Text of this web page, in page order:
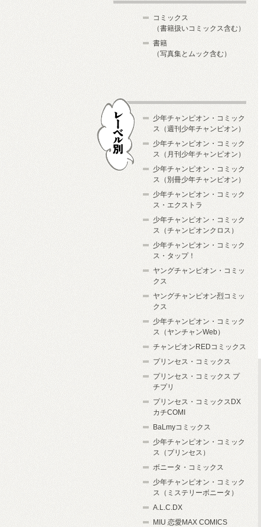
コミックス
（書籍扱いコミックス含む）
書籍
（写真集とムック含む）
少年チャンピオン・コミック
ス（週刊少年チャンピオン）
少年チャンピオン・コミック
ス（月刊少年チャンピオン）
少年チャンピオン・コミック
ス（別冊少年チャンピオン）
少年チャンピオン・コミック
ス・エクストラ
少年チャンピオン・コミック
ス（チャンピオンクロス）
少年チャンピオン・コミック
ス・タップ！
ヤングチャンピオン・コミッ
クス
ヤングチャンピオン烈コミッ
クス
少年チャンピオン・コミック
ス（ヤンチャンWeb）
チャンピオンREDコミックス
プリンセス・コミックス
プリンセス・コミックス プ
チプリ
プリンセス・コミックスDX
カチCOMI
BaLmyコミックス
少年チャンピオン・コミック
ス（プリンセス）
ボニータ・コミックス
少年チャンピオン・コミック
ス（ミステリーボニータ）
A.L.C.DX
MIU 恋愛MAX COMICS